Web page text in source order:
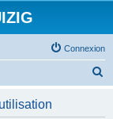
Connexion